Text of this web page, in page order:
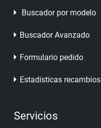
Buscador por modelo
Buscador Avanzado
Formulario pedido
Estadisticas recambios
Servicios